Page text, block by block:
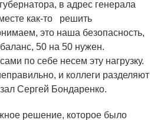
в адрес генерала
как-то решить
это наша безопасность,
50 на 50 нужен.
по себе несем эту нагрузку.
и коллеги разделяют
Сергей Бондаренко.
решение, которое было